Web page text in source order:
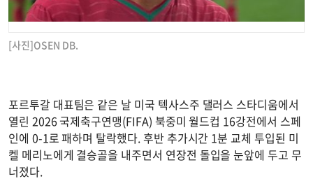
[사진]OSEN DB.
포르투갈 대표팀은 같은 날 미국 텍사스주 댈러스 스타디움에서
열린 2026 국제축구연맹(FIFA) 북중미 월드컵 16강전에서 스페
인에 0-1로 패하며 탈락했다. 후반 추가시간 1분 교체 투입된 미
켈 메리노에게 결승골을 내주면서 연장전 돌입을 눈앞에 두고 무
너졌다.